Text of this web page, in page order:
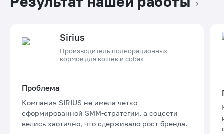
Sirius
Производитель полнорационных
кормов для кошек и собак
Проблема
Компания SIRIUS не имела четко
сформированной SMM-стратегии, а соцсети
велись хаотично, что сдерживало рост бренда.